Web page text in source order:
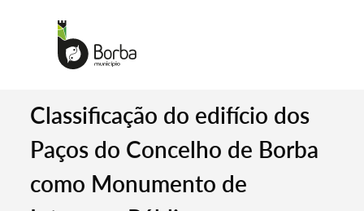
Classificação do edifício dos
Paços do Concelho de Borba
como Monumento de